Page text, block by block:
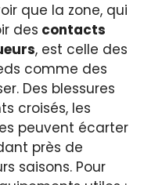
que la zone, qui
des contacts
, est celle des
comme des
Des blessures
croisés, les
peuvent écarter
près de
saisons. Pour